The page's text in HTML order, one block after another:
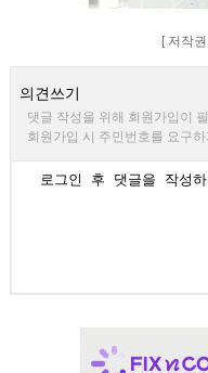
[ 저작
의견쓰기
댓글 작성을 위해 회원가입이
회원가입 시 주민번호를 요구